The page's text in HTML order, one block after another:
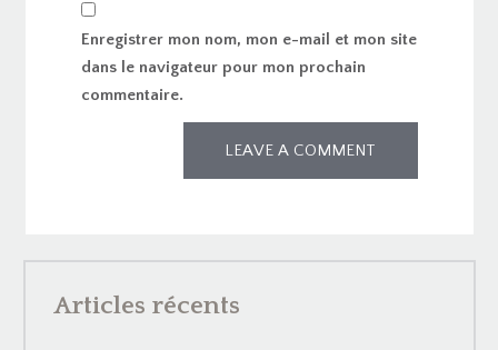
Enregistrer mon nom, mon e-mail et mon site
dans le navigateur pour mon prochain
commentaire.
Articles récents